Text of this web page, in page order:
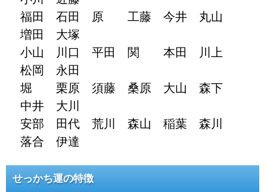
福田 石田 原 工藤 今井 丸山
増田 大塚
小山 川口 平田 関 本田 川上
松岡 永田
堀 栗原 須藤 桑原 大山 森下
中井 大川
安部 田代 荒川 森山 稲葉 森川
落合 伊達
せっかち運の特徴